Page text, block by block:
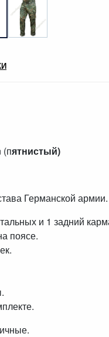
(пятнистый)
Германской армии.
и 1 задний
поясе.